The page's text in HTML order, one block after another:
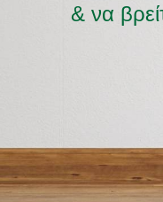
& να